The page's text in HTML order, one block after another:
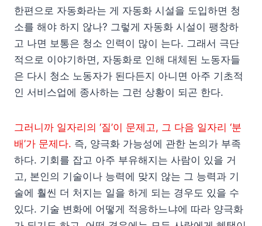
한편으로 자동화라는 게 자동화 시설을 도입하면 청
소를 해야 하지 않나? 그렇게 자동화 시설이 팽창하
고 나면 보통은 청소 인력이 많이 는다. 그래서 극단
적으로 이야기하면, 자동화로 인해 대체된 노동자들
은 다시 청소 노동자가 된다든지 아니면 아주 기초적
인 서비스업에 종사하는 그런 상황이 되곤 한다.
그러니까 일자리의 ‘질’이 문제고, 그 다음 일자리 ‘분
배’가 문제다. 즉, 양극화 가능성에 관한 논의가 부족
하다. 기회를 잡고 아주 부유해지는 사람이 있을 거
고, 본인의 기술이나 능력에 맞지 않는 그 능력과 기
술에 훨씬 더 처지는 일을 하게 되는 경우도 있을 수
있다. 기술 변화에 어떻게 적응하느냐에 따라 양극화